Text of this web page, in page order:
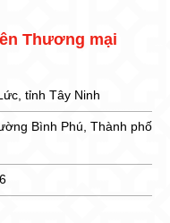
Thương mại
tỉnh Tây Ninh
Bình Phú, Thành phố